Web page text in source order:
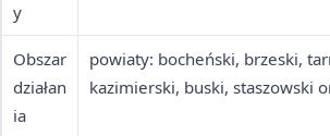
y
Obszar
działan
ia
powiaty: bocheński, brzeski,
kazimierski, buski, staszowski